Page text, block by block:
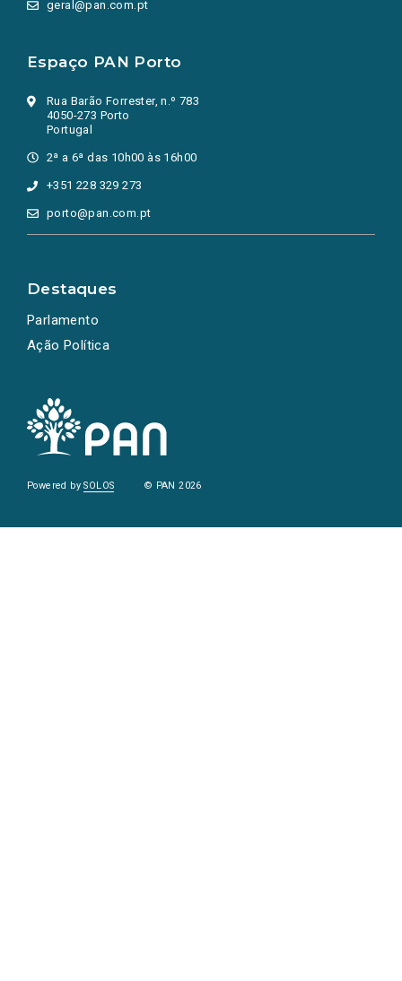
geral@pan.com.pt
Espaço PAN Porto
Rua Barão Forrester, n.º 783
4050-273 Porto
Portugal
2ª a 6ª das 10h00 às 16h00
+351 228 329 273
porto@pan.com.pt
Destaques
Parlamento
Ação Política
Powered bySOLOS © PAN 2026